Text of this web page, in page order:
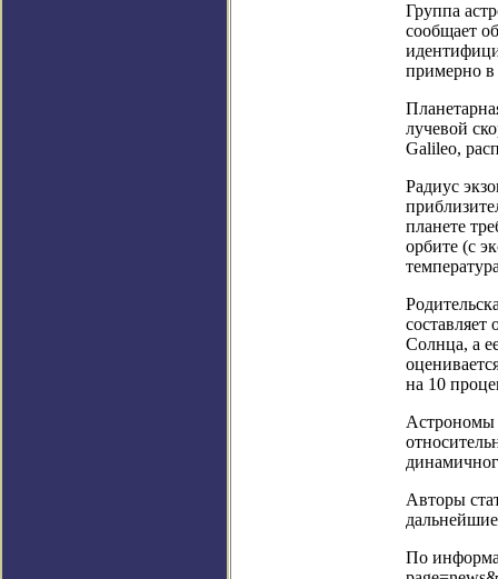
Группа
сообщает
примерно в
лучевой
Galileo,
Радиус
планете
орбите (с
составляет
Солнца, а
на 10
Астрономы
Авторы
По